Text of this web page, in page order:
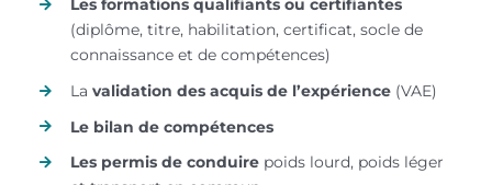
Les formations qualifiants ou certifiantes
(diplôme, titre, habilitation, certificat, socle de
connaissance et de compétences)
La validation des acquis de l’expérience(VAE)
Le bilan de compétences
Les permis de conduirepoids lourd, poids léger